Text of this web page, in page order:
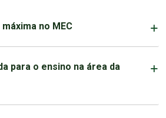
no MEC
para o ensino na área da